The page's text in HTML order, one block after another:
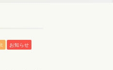
お知らせ